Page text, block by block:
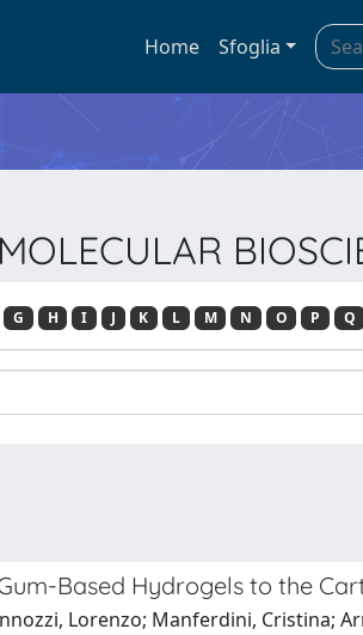
Home Sfoglia
G H I J K L M N O P Q
Based Hydrogels to the
Lorenzo; Manferdini, Cristina;